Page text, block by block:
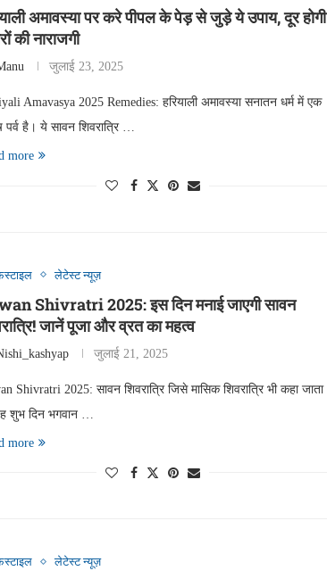
अमावस्या पर करे पीपल के पेड़ से जुड़े ये उपाय, दूर होगी
की नाराजगी
जुलाई 23, 2025
Amavasya 2025 Remedies: हरियाली अमावस्या सनातन धर्म में एक
पर्व है। ये सावन शिवरात्रि …
more
लेटेस्ट न्यूज़
Shivratri 2025: इस दिन मनाई जाएगी सावन
जानें पूजा और व्रत का महत्व
जुलाई 21, 2025
Shivratri 2025: सावन शिवरात्रि जिसे मासिक शिवरात्रि भी कहा जाता
शुभ दिन भगवान …
more
लेटेस्ट न्यूज़